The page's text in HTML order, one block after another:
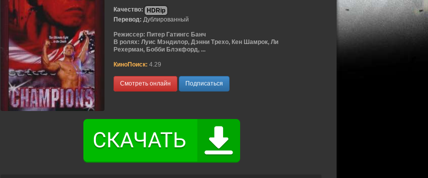
Качество:
HDRip
Перевод: Дублированный
Режиссер: Питер Гатингс Банч
В ролях: Луис Мэндилор, Дэнни Трехо, Кен Шамрок, Ли
Рехерман, Бобби Блэкфорд, ...
КиноПоиск: 4.29
Смотреть онлайн Подписаться